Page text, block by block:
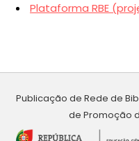
Plataforma RBE
Publicação de Rede de
de Promoção